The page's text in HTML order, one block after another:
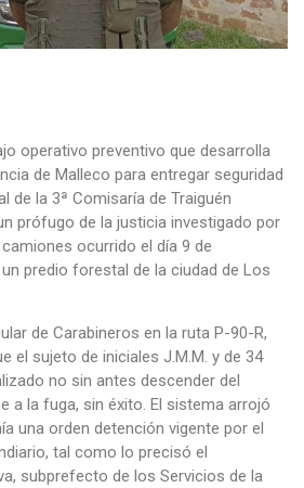
operativo preventivo que desarrolla
de Malleco para entregar seguridad
de la 3ª Comisaría de Traiguén
prófugo de la justicia investigado por
ocurrido el día 9 de
predio forestal de la ciudad de Los
de Carabineros en la ruta P-90-R,
el sujeto de iniciales J.M.M. y de 34
no sin antes descender del
a la fuga, sin éxito. El sistema arrojó
una orden detención vigente por el
tal como lo precisó el
subprefecto de los Servicios de la